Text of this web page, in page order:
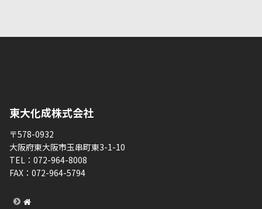
東大化成株式会社
〒578-0932
大阪府東大阪市玉串町東3-1-10
TEL： 072-964-8008
FAX： 072-964-5794